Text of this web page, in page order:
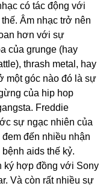
có tác động với
Âm nhạc trở nên
hơn với sự
của grunge (hay
thrash metal, hay
một góc nào đó là sự
của hip hop
Freddie
sự ngạc nhiên của
đến nhiều nhận
aids thế kỷ.
ký hợp đồng với Sony
Và còn rất nhiều sự